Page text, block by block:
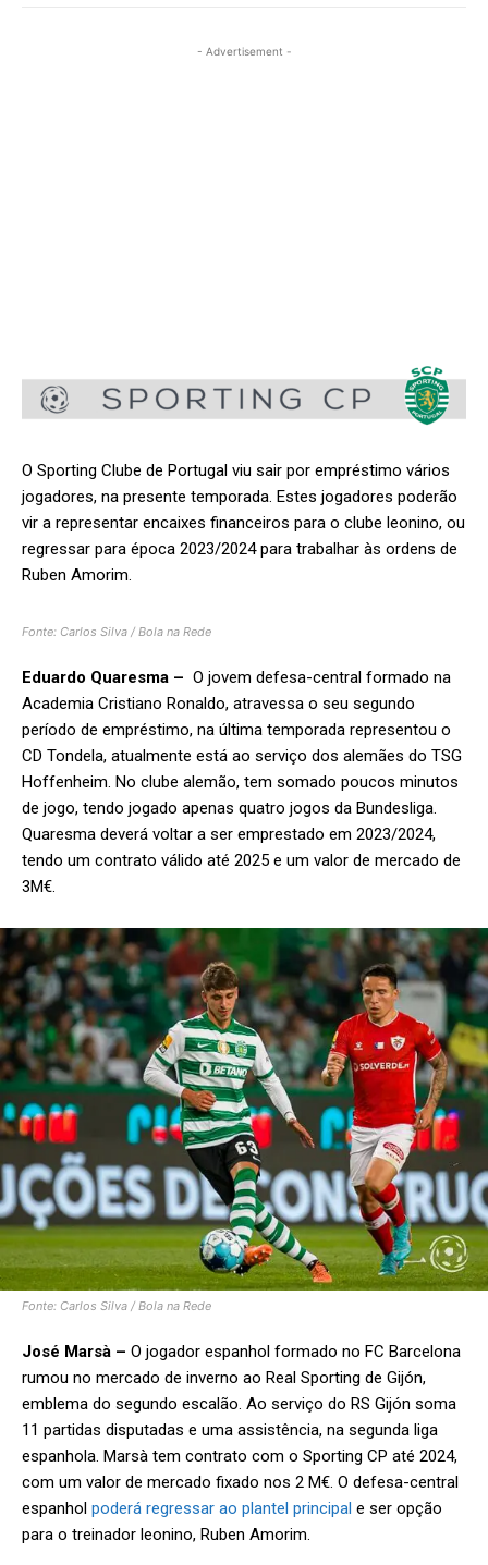
- Advertisement -
O Sporting Clube de Portugal viu sair por empréstimo vários
jogadores, na presente temporada. Estes jogadores poderão
vir a representar encaixes financeiros para o clube leonino, ou
regressar para época 2023/2024 para trabalhar às ordens de
Ruben Amorim.
Fonte: Carlos Silva / Bola na Rede
Eduardo Quaresma – O jovem defesa-central formado na
Academia Cristiano Ronaldo, atravessa o seu segundo
período de empréstimo, na última temporada representou o
CD Tondela, atualmente está ao serviço dos alemães do TSG
Hoffenheim. No clube alemão, tem somado poucos minutos
de jogo, tendo jogado apenas quatro jogos da Bundesliga.
Quaresma deverá voltar a ser emprestado em 2023/2024,
tendo um contrato válido até 2025 e um valor de mercado de
3M€.
Fonte: Carlos Silva / Bola na Rede
José Marsà – O jogador espanhol formado no FC Barcelona
rumou no mercado de inverno ao Real Sporting de Gijón,
emblema do segundo escalão. Ao serviço do RS Gijón soma
11 partidas disputadas e uma assistência, na segunda liga
espanhola. Marsà tem contrato com o Sporting CP até 2024,
com um valor de mercado fixado nos 2 M€. O defesa-central
espanhol poderá regressar ao plantel principal e ser opção
para o treinador leonino, Ruben Amorim.